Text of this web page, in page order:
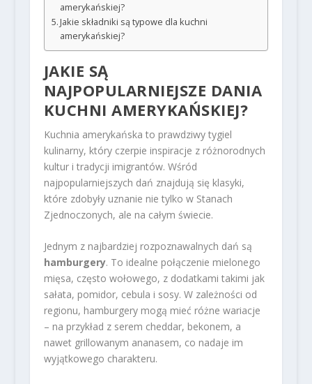
amerykańskiej?
Jakie składniki są typowe dla kuchni
amerykańskiej?
JAKIE SĄ
NAJPOPULARNIEJSZE DANIA
KUCHNI AMERYKAŃSKIEJ?
Kuchnia amerykańska to prawdziwy tygiel
kulinarny, który czerpie inspiracje z różnorodnych
kultur i tradycji imigrantów. Wśród
najpopularniejszych dań znajdują się klasyki,
które zdobyły uznanie nie tylko w Stanach
Zjednoczonych, ale na całym świecie.
Jednym z najbardziej rozpoznawalnych dań są
hamburgery. To idealne połączenie mielonego
mięsa, często wołowego, z dodatkami takimi jak
sałata, pomidor, cebula i sosy. W zależności od
regionu, hamburgery mogą mieć różne wariacje
– na przykład z serem cheddar, bekonem, a
nawet grillowanym ananasem, co nadaje im
wyjątkowego charakteru.